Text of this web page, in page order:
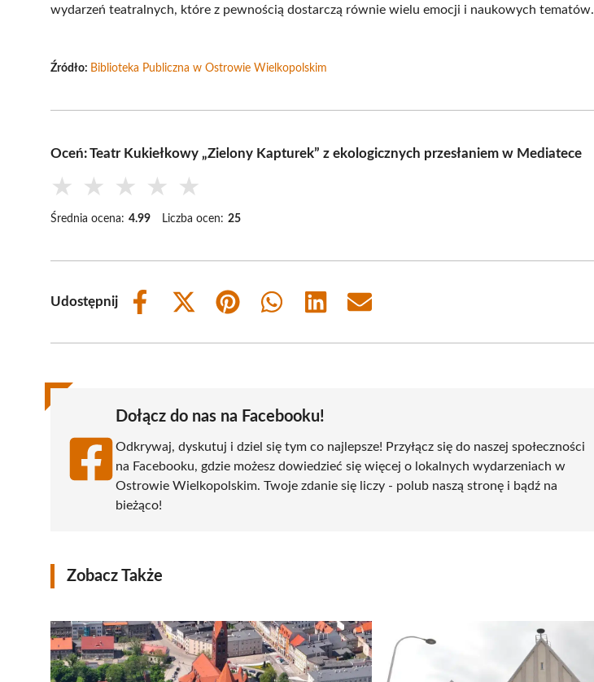
wydarzeń teatralnych, które z pewnością dostarczą równie wielu emocji i naukowych tematów.
Źródło: Biblioteka Publiczna w Ostrowie Wielkopolskim
Oceń: Teatr Kukiełkowy „Zielony Kapturek” z ekologicznych przesłaniem w Mediatece
★ ★ ★ ★ ★
Średnia ocena: 4.99 Liczba ocen: 25
Udostępnij
Share
Share
(Twitter)
Share
Share
Share
Share
Dołącz do nas na Facebooku!
Odkrywaj, dyskutuj i dziel się tym co najlepsze! Przyłącz się do naszej społeczności
na Facebooku, gdzie możesz dowiedzieć się więcej o lokalnych wydarzeniach w
Ostrowie Wielkopolskim. Twoje zdanie się liczy - polub naszą stronę i bądź na
bieżąco!
Zobacz Także